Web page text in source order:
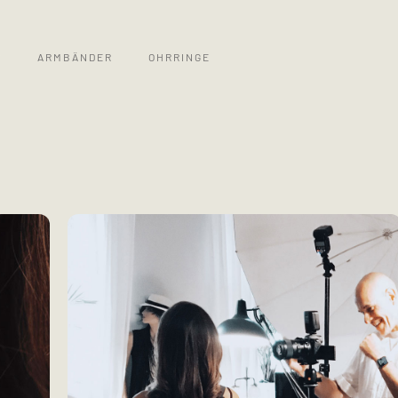
ARMBÄNDER OHRRINGE